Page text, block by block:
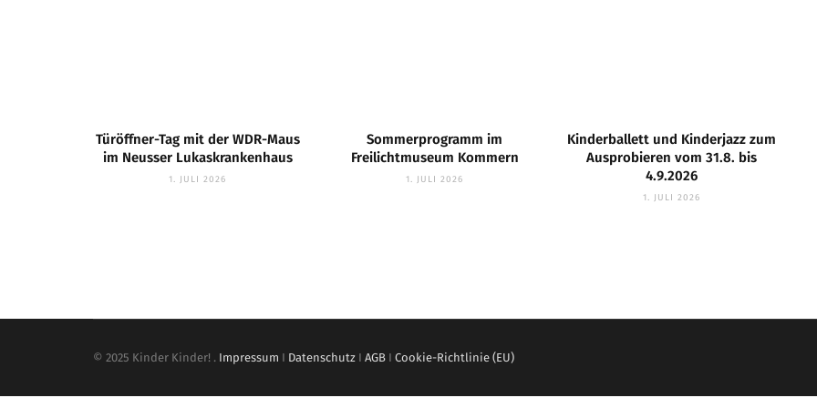
Türöffner-Tag mit der WDR-Maus
im Neusser Lukaskrankenhaus
1. JULI 2026
Sommerprogramm im
Freilichtmuseum Kommern
1. JULI 2026
Kinderballett und Kinderjazz zum
Ausprobieren vom 31.8. bis
4.9.2026
1. JULI 2026
© 2025 Kinder Kinder! . Impressum I Datenschutz I AGB I Cookie-Richtlinie (EU)